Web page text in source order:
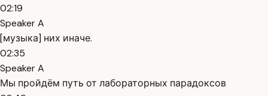
02:19
Speaker A
[музыка] них иначе.
02:35
Speaker A
Мы пройдём путь от лабораторных парадоксов